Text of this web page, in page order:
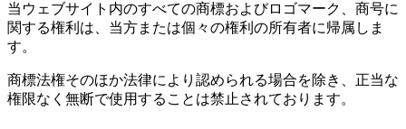
当ウェブサイト内のすべての商標およびロゴマーク、商号に
関する権利は、当方または個々の権利の所有者に帰属しま
す。
商標法権そのほか法律により認められる場合を除き、正当な
権限なく無断で使用することは禁止されております。